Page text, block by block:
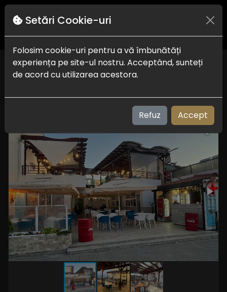
Terasa Cocktail
Delta Dunarii
Setări Cookie-uri
Folosim cookie-uri pentru a vă îmbunătăți
experiența pe site-ul nostru. Acceptând, sunteți
de acord cu utilizarea acestora.
Refuz Accept